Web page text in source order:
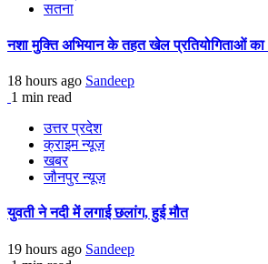
सतना
नशा मुक्ति अभियान के तहत खेल प्रतियोगिताओं
18 hours ago Sandeep
1 min read
उत्तर प्रदेश
क्राइम न्यूज़
खबर
जौनपुर न्यूज़
युवती ने नदी में लगाई छलांग, हुई मौत
19 hours ago Sandeep